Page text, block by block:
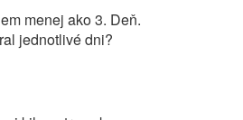
menej ako 3. Deň.
jednotlivé dni?